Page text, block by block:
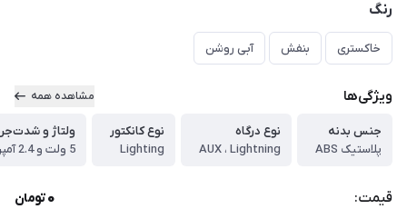
رنگ
خاکستری بنفش آبی روشن
ویژگی‌ها مشاهده همه
جنس بدنه
پلاستیک ABS
نوع درگاه
AUX ، Lightning
نوع کانکتور
Lighting
ولتاژ و
5 ولت و 2.4 آمپر
قیمت: 0تومان